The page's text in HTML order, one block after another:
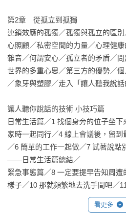
「聽」真的是很不可思議的一件事！
的一些小技巧，到如何「讓人聽你
年來的所學和臨床經驗都寫在這本
【聽人說話的技術】
‧讓對方決定時間和地點
‧誠實為上策
‧讓沉默成為力量
‧忍一下再回應
‧不回答問題，只是附和
‧像鸚鵡一樣重複對方說的話
‧對方的感受和事情的原委都要了解
‧善用「我不懂」
‧想一些不會傷害人的用詞
‧不知道說什麼的時候，就問問題
第2章　從孤立到孤獨
連鎖效應的孤獨／孤獨與孤立的區
心照顧／私密空間的力量／心理健
雜音／何謂安心／孤立者的矛盾／
世界的多重心思／第三方的優勢／
／象牙與塑膠／走入「讓人聽我說話
讓人聽你說話的技術 小技巧篇
日常生活篇／1 找個身旁的位子坐
家時一起同行／4 線上會議後，留
／6 簡單的工作一起做／7 試著說點
——日常生活篇總結／
緊急事態篇／8 一定要提早告知周
樣子／10 那就頻繁地去洗手間吧／
康檢查之類的話題／12 試試配戴黑
過截止日期／未完成的技巧——緊急
看更多